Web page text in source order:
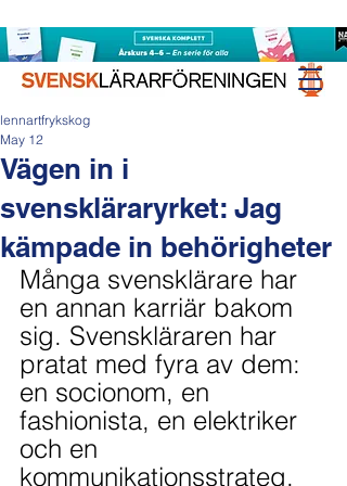
Vägen in i
svenskläraryrket: Jag
kämpade in behörigheter
lennartfrykskog
May 12
Många svensklärare har
en annan karriär bakom
sig. Svenskläraren har
pratat med fyra av dem:
en socionom, en
fashionista, en elektriker
och en
kommunikationsstrateg.